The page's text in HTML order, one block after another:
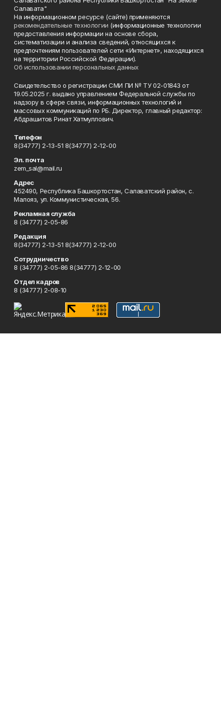
Салавата"
На информационном ресурсе (сайте) применяются
рекомендательные технологии (информационные технологии
предоставления информации на основе сбора,
систематизации и анализа сведений, относящихся к
предпочтениям пользователей сети «Интернет», находящихся
на территории Российской Федерации).
Об использовании персональных данных
Свидетельство о регистрации СМИ ПИ № ТУ 02-01843 от
19.05.2025 г. выдано управлением Федеральной службы по
надзору в сфере связи, информационных технологий и
массовых коммуникаций по РБ. Директор, главный редактор:
Абдрашитов Ринат Хатмуллович.
Телефон
8(34777) 2-13-51 8(34777) 2-12-00
Эл. почта
zem_sal@mail.ru
Адрес
452490, Республика Башкортостан, Салаватский район, с.
Малояз, ул. Коммунистическая, 56.
Рекламная служба
8 (34777) 2-05-86
Редакция
8(34777) 2-13-51 8(34777) 2-12-00
Сотрудничество
8 (34777) 2-05-86 8(34777) 2-12-00
Отдел кадров
8 (34777) 2-08-10